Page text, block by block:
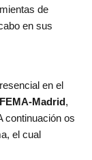
de
en sus
en el
Madrid,
continuación os
el cual